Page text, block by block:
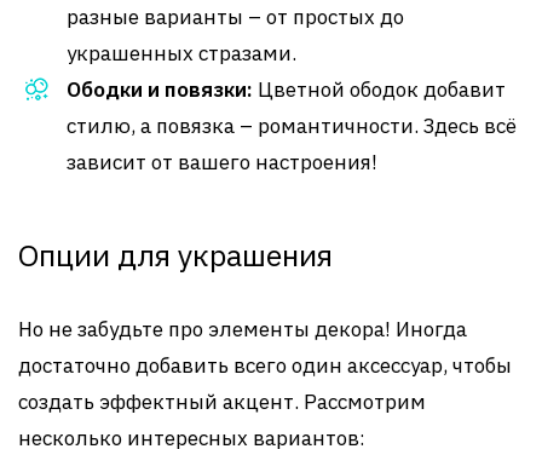
разные варианты – от простых до
украшенных стразами.
Ободки и повязки: Цветной ободок добавит
стилю, а повязка – романтичности. Здесь всё
зависит от вашего настроения!
Опции для украшения
Но не забудьте про элементы декора! Иногда
достаточно добавить всего один аксессуар, чтобы
создать эффектный акцент. Рассмотрим
несколько интересных вариантов: